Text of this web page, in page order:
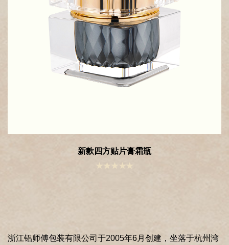
新款圆型贴片膏霜瓶
浙江铝师傅包装有限公司于2005年6月创建，坐落于杭州湾